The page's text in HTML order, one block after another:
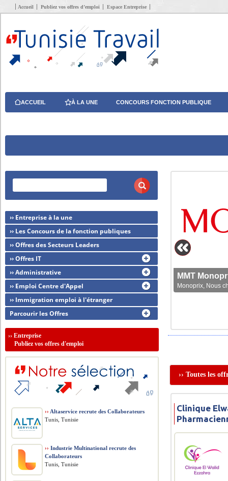
Accueil Publiez vos offres d’emploi Espace Entreprise
ACCUEIL À LA UNE CONCOURS FONCTION PUBLIQUE
MMT
Monoprix, Nous
›› Toutes les
Clinique
›› Entreprise à la une
›› Les Concours de la fonction publiques
›› Offres des Secteurs Leaders
›› Offres IT
›› Administrative
›› Emploi Centre d'Appel
›› Immigration emploi à l'étranger
Parcourir les Offres
››Entreprise
Publiez vos offres d'emploi
›› Altaservice recrute des Collaborateurs
Tunis, Tunisie
›› Industrie Multinational recrute des
Collaborateurs
Tunis, Tunisie